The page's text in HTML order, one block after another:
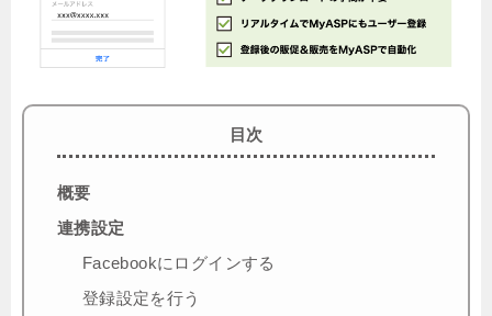
目次
概要
連携設定
Facebookにログインする
登録設定を行う